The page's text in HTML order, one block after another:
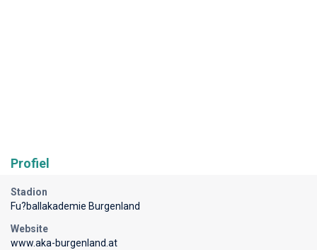
Profiel
Stadion
Fu?ballakademie Burgenland
Website
www.aka-burgenland.at